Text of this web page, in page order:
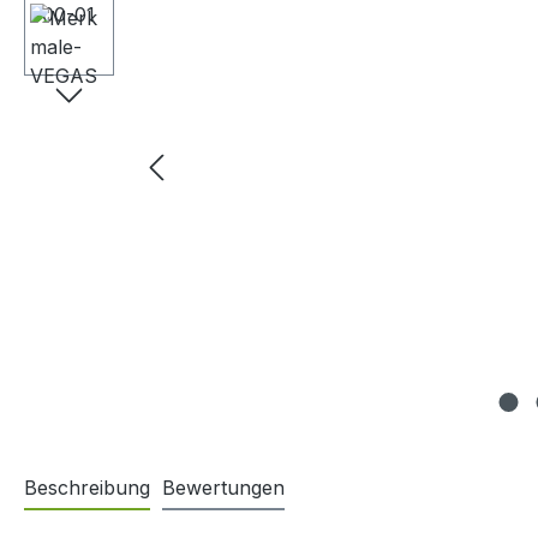
Beschreibung Bewertungen